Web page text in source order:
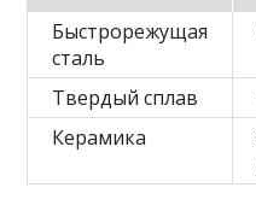
Быстрорежущая
сталь
Твердый сплав
Керамика